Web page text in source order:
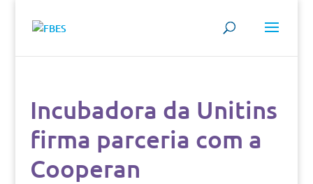
Incubadora da Unitins
firma parceria com a
Cooperan